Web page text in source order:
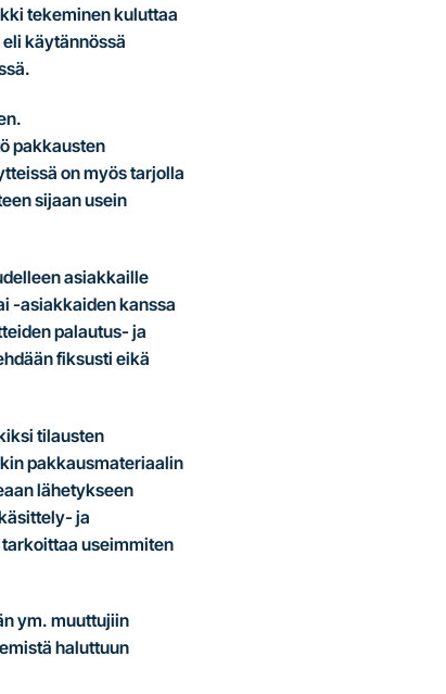
tekeminen kuluttaa
käytännössä
pakkausten
on myös tarjolla
sijaan usein
asiakkaille
-asiakkaiden kanssa
palautus- ja
fiksusti eikä
tilausten
pakkausmateriaalin
lähetykseen
ja
useimmiten
ym. muuttujiin
haluttuun